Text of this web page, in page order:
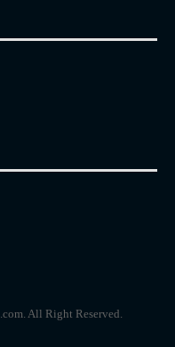
All Right Reserved.